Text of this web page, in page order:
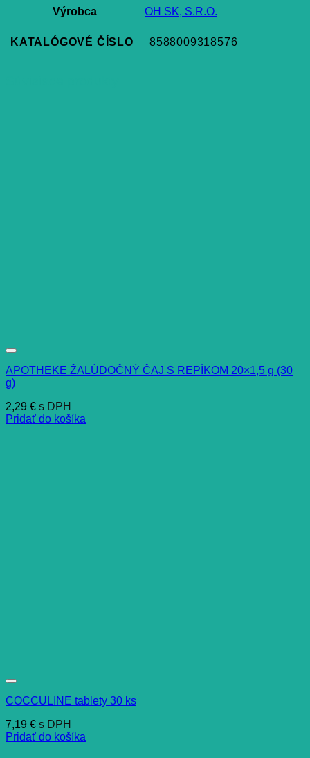
Výrobca OH SK, S.R.O.
KATALÓGOVÉ ČÍSLO 8588009318576
APOTHEKE ŽALÚDOČNÝ ČAJ S REPÍKOM 20×1,5 g (30
g)
2,29 € s DPH
Pridať do košíka
COCCULINE tablety 30 ks
7,19 € s DPH
Pridať do košíka